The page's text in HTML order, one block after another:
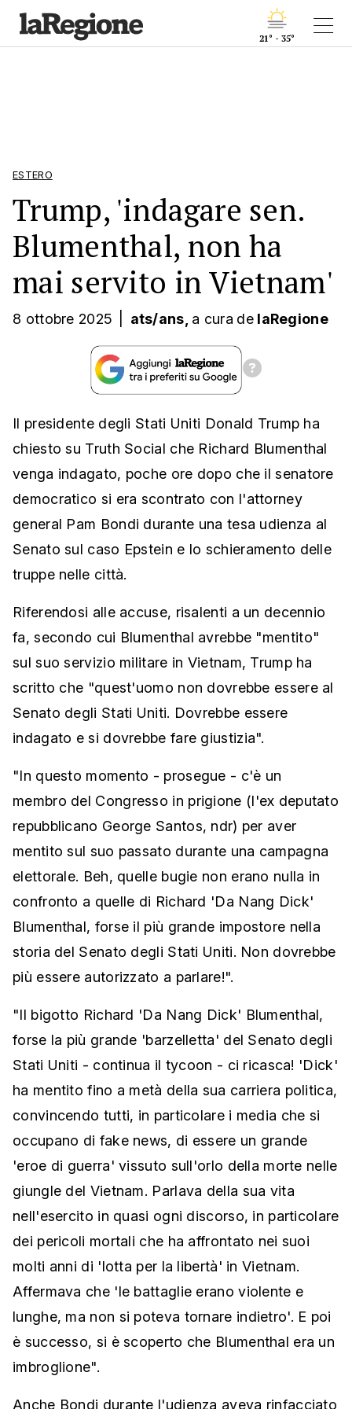
21° - 35°
ESTERO
Trump, 'indagare sen.
Blumenthal, non ha
mai servito in Vietnam'
8 ottobre 2025 ats/ans, a cura de laRegione
Il presidente degli Stati Uniti Donald Trump ha
chiesto su Truth Social che Richard Blumenthal
venga indagato, poche ore dopo che il senatore
democratico si era scontrato con l'attorney
general Pam Bondi durante una tesa udienza al
Senato sul caso Epstein e lo schieramento delle
truppe nelle città.
Riferendosi alle accuse, risalenti a un decennio
fa, secondo cui Blumenthal avrebbe "mentito"
sul suo servizio militare in Vietnam, Trump ha
scritto che "quest'uomo non dovrebbe essere al
Senato degli Stati Uniti. Dovrebbe essere
indagato e si dovrebbe fare giustizia".
"In questo momento - prosegue - c'è un
membro del Congresso in prigione (l'ex deputato
repubblicano George Santos, ndr) per aver
mentito sul suo passato durante una campagna
elettorale. Beh, quelle bugie non erano nulla in
confronto a quelle di Richard 'Da Nang Dick'
Blumenthal, forse il più grande impostore nella
storia del Senato degli Stati Uniti. Non dovrebbe
più essere autorizzato a parlare!".
"Il bigotto Richard 'Da Nang Dick' Blumenthal,
forse la più grande 'barzelletta' del Senato degli
Stati Uniti - continua il tycoon - ci ricasca! 'Dick'
ha mentito fino a metà della sua carriera politica,
convincendo tutti, in particolare i media che si
occupano di fake news, di essere un grande
'eroe di guerra' vissuto sull'orlo della morte nelle
giungle del Vietnam. Parlava della sua vita
nell'esercito in quasi ogni discorso, in particolare
dei pericoli mortali che ha affrontato nei suoi
molti anni di 'lotta per la libertà' in Vietnam.
Affermava che 'le battaglie erano violente e
lunghe, ma non si poteva tornare indietro'. E poi
è successo, si è scoperto che Blumenthal era un
imbroglione".
Anche Bondi durante l'udienza aveva rinfacciato